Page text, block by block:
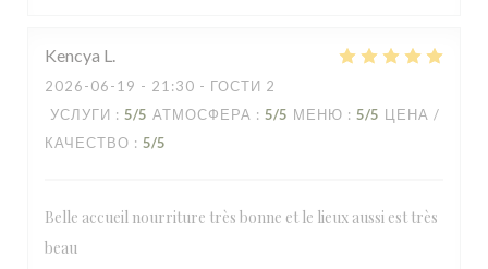
Kencya L
2026-06-19 - 21:30 - ГОСТИ 2
УСЛУГИ : 5/5 АТМОСФЕРА : 5/5 МЕНЮ : 5/5 ЦЕНА /
КАЧЕСТВО : 5/5
Belle accueil nourriture très bonne et le lieux aussi est très
beau